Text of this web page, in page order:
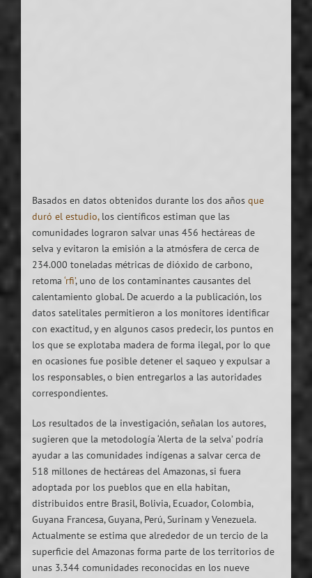
Basados en datos obtenidos durante los dos años que
duró el estudio,los científicos estiman que las
comunidades lograron salvar unas 456 hectáreas de
selva y evitaron la emisión a la atmósfera de cerca de
234.000 toneladas métricas de dióxido de carbono,
retoma ‘rfi’, uno de los contaminantes causantes del
calentamiento global. De acuerdo a la publicación, los
datos satelitales permitieron a los monitores identificar
con exactitud, y en algunos casos predecir, los puntos en
los que se explotaba madera de forma ilegal, por lo que
en ocasiones fue posible detener el saqueo y expulsar a
los responsables, o bien entregarlos a las autoridades
correspondientes.
Los resultados de la investigación, señalan los autores,
sugieren que la metodología ‘Alerta de la selva’ podría
ayudar a las comunidades indígenas a salvar cerca de
518 millones de hectáreas del Amazonas, si fuera
adoptada por los pueblos que en ella habitan,
distribuidos entre Brasil, Bolivia, Ecuador, Colombia,
Guyana Francesa, Guyana, Perú, Surinam y Venezuela.
Actualmente se estima que alrededor de un tercio de la
superficie del Amazonas forma parte de los territorios de
unas 3.344 comunidades reconocidas en los nueve